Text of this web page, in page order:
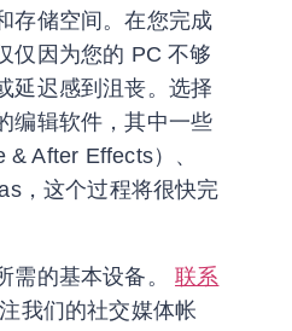
存储空间。在您完成
仅因为您的 PC 不够
延迟感到沮丧。选择
编辑软件，其中一些
After Effects）、
，这个过程将很快完
需的基本设备。联系
我们的社交媒体帐